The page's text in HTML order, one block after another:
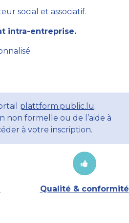
social et associatif.
intra-entreprise.
plattform.public.lu.
non formelle ou de l’aide à
à votre inscription.
Qualité & conformité